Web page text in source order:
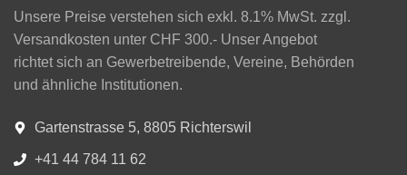
Unsere Preise verstehen sich exkl. 8.1% MwSt. zzgl.
Versandkosten unter CHF 300.- Unser Angebot
richtet sich an Gewerbetreibende, Vereine, Behörden
und ähnliche Institutionen.
Gartenstrasse 5, 8805 Richterswil
+41 44 784 11 62